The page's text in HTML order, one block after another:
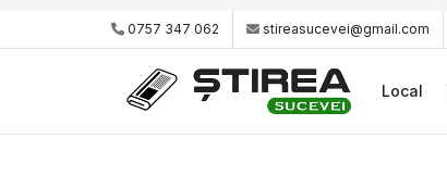
0757 347 062 stireasucevei@gmail.com
Local